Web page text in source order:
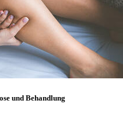
und Behandlung